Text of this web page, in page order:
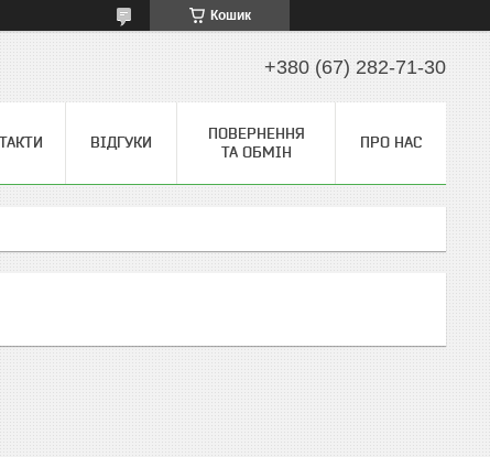
Кошик
+380 (67) 282-71-30
ВІДГУКИ
ПОВЕРНЕННЯ
ТА ОБМІН
ПРО НАС